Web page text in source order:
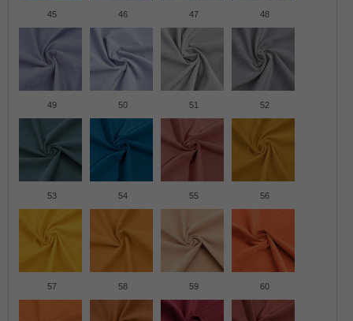
45 46 47 48
49 50 51 52
53 54 55 56
57 58 59 60